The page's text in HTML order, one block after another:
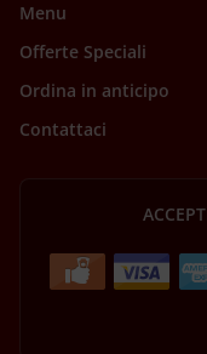
Menu
Offerte Speciali
Ordina in anticipo
Contattaci